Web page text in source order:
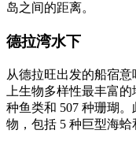
岛之间的距离。
德拉湾水下
从德拉旺出发的船宿
上生物多样性最丰富
种鱼类和 507 种珊瑚
物，包括 5 种巨型海蛤